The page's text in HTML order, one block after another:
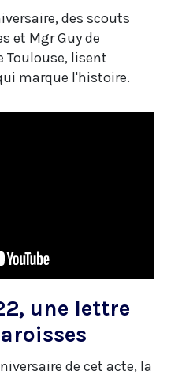
des scouts
et Mgr Guy de
Toulouse, lisent
marque l'histoire.
une lettre
de cet acte, la